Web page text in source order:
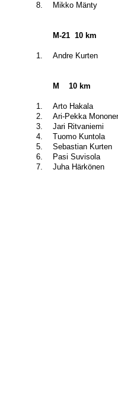
8.
Mikko Mänty
M-21 10 km
1. Andre Kurten
M 10 km
1.
Arto Hakala
2.
Ari-Pekka
3.
Jari Ritvaniemi
4.
Tuomo Kuntola
5.
Sebastian Kurten
6.
Pasi Suvisola
7.
Juha Härkönen